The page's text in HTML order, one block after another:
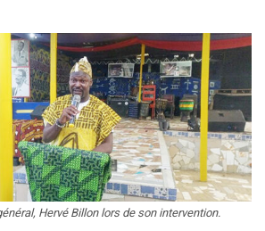
Hervé Billon lors de son intervention.